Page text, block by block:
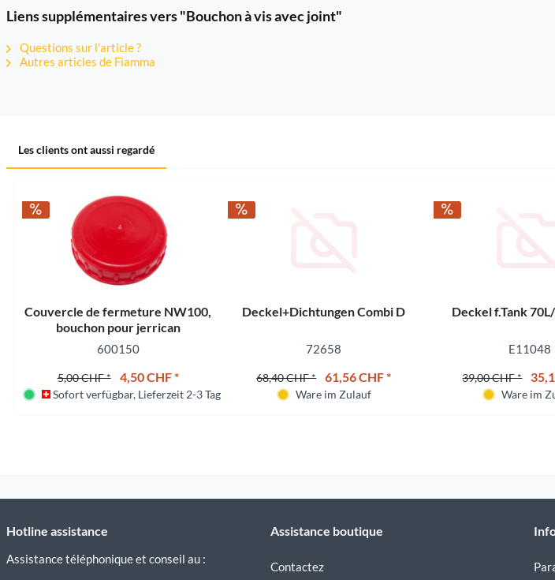
Liens supplémentaires vers "Bouchon à vis avec joint"
Questions sur l'article ?
Autres articles de Fiamma
Les clients ont aussi regardé
Couvercle de fermeture NW100,
bouchon pour jerrican
600150
5,00 CHF * 4,50 CHF *
Sofort verfügbar, Lieferzeit 2-3 Tage
Deckel+Dichtungen Combi D
72658
68,40 CHF * 61,56 CHF *
Ware im Zulauf
Deckel f.Tank
E11048
39,00 CHF *
Ware im
Hotline assistance
Assistance téléphonique et conseil au :
Assistance boutique
Contactez